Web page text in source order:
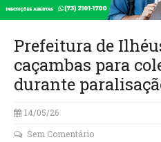
Prefeitura de
caçambas para
durante
14/05/26
Sem Comentário